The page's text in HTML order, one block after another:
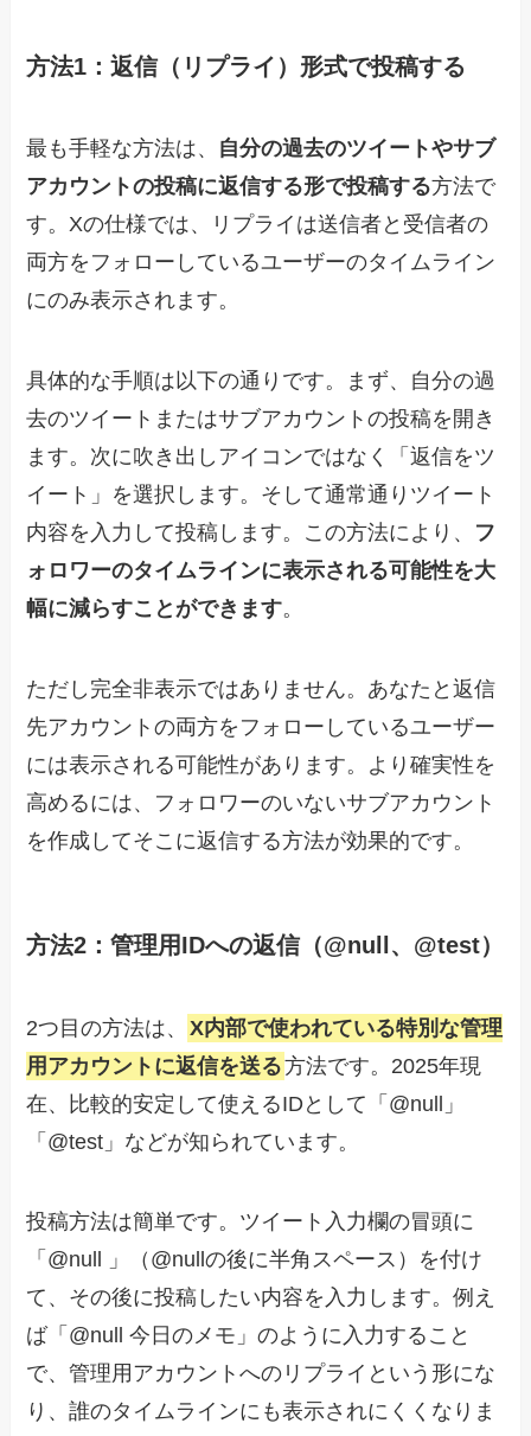
方法1：返信（リプライ）形式で投稿する
最も手軽な方法は、 自分の過去のツイートやサブ
アカウントの投稿に返信する形で投稿する方法で
す。Xの仕様では、リプライは送信者と受信者の
両方をフォローしているユーザーのタイムライン
にのみ表示されます。
具体的な手順は以下の通りです。まず、自分の過
去のツイートまたはサブアカウントの投稿を開き
ます。次に吹き出しアイコンではなく「返信をツ
イート」を選択します。そして通常通りツイート
内容を入力して投稿します。この方法により、 フ
ォロワーのタイムラインに表示される可能性を大
幅に減らすことができます。
ただし完全非表示ではありません。あなたと返信
先アカウントの両方をフォローしているユーザー
には表示される可能性があります。より確実性を
高めるには、フォロワーのいないサブアカウント
を作成してそこに返信する方法が効果的です。
方法2：管理用IDへの返信（@null、@test）
2つ目の方法は、 X内部で使われている特別な管理
用アカウントに返信を送る方法です。2025年現
在、比較的安定して使えるIDとして「@null」
「@test」などが知られています。
投稿方法は簡単です。ツイート入力欄の冒頭に
「@null 」（@nullの後に半角スペース）を付け
て、その後に投稿したい内容を入力します。例え
ば「@null 今日のメモ」のように入力すること
で、管理用アカウントへのリプライという形にな
り、誰のタイムラインにも表示されにくくなりま